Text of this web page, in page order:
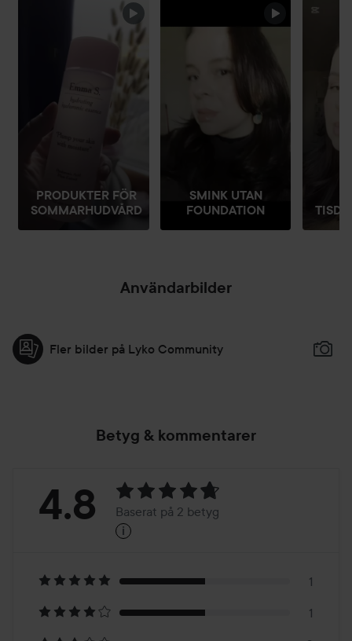
HOPPA ÖVER SEKTIONEN
PRODUKTER FÖR
SOMMARHUDVÅRD
SMINK UTAN
FOUNDATION
Användarbilder
Fler bilder på Lyko Community
Betyg & kommentarer
Betyg:
Baserat
på
4.8 Baserat på 2 betyg
i
1
1